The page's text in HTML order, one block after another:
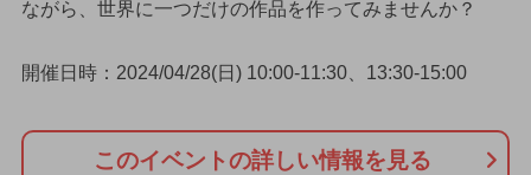
ながら、世界に一つだけの作品を作ってみませんか？
開催日時：2024/04/28(日) 10:00-11:30、13:30-15:00
このイベントの詳しい情報を見る